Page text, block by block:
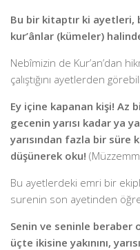
Bu bir kitaptır ki ayetleri,
kur’ânlar (kümeler)
Nebîmizin de Kur’an’dan
çalıştığını ayetlerden
Ey içine kapanan kişi! Az
gecenin yarısı kadar ya
yarısından fazla bir süre
düşünerek oku!
Bu ayetlerdeki emri bir
surenin son ayetinden
Senin ve seninle beraber
üçte ikisine yakınını,